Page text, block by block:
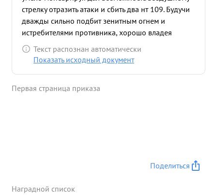
стрелку отразить атаки и сбить два нт 109. Будучи
дважды сильно подбит зенитным огнем и
истребителями противника, хорошо владея
управлением самолета ИЛ-2 оба раза благопол
что перетягивал машину насвою территорию
Текст распознан автоматически
Показать исходный документ
Первая страница приказа
Поделиться
Наградной список